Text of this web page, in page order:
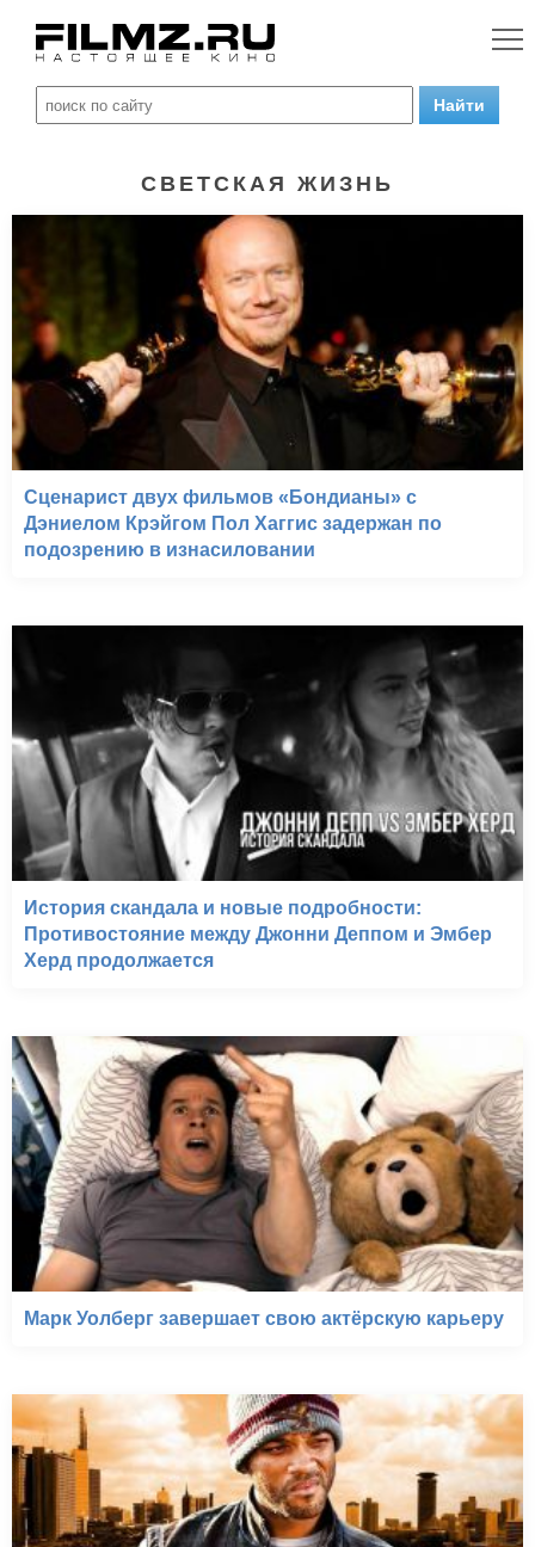
СВЕТСКАЯ ЖИЗНЬ
Сценарист двух фильмов «Бондианы» с
Дэниелом Крэйгом Пол Хаггис задержан по
подозрению в изнасиловании
История скандала и новые подробности:
Противостояние между Джонни Деппом и Эмбер
Херд продолжается
Марк Уолберг завершает свою актёрскую карьеру